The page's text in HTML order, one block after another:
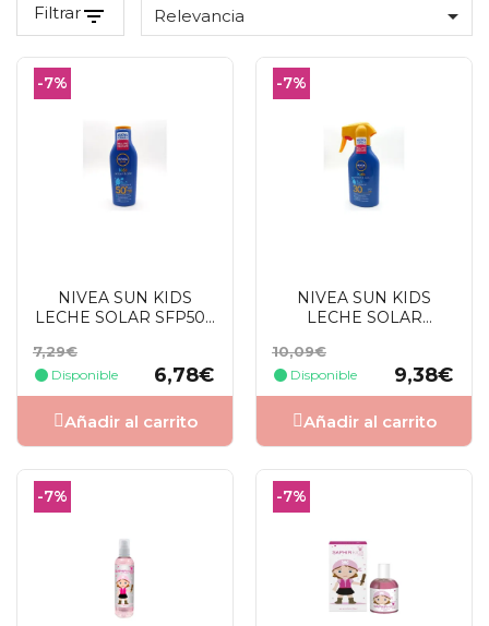
Filtrarfilter_list Relevancia 
-7%
NIVEA SUN KIDS
LECHE SOLAR SFP50+
Precio
base
7,29€
Disponible
Precio
6,78€
Añadir al carrito
-7%
NIVEA SUN KIDS
LECHE SOLAR
Precio
base
10,09€
Disponible
Precio
9,38€
Añadir al carrito
-7% -7%